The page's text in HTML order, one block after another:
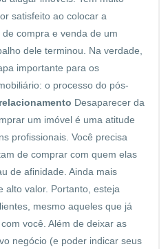
satisfeito ao colocar a
compra e venda de um
dele terminou. Na verdade,
importante para os
o processo do pós-
Desaparecer da
um imóvel é uma atitude
profissionais. Você precisa
de comprar com quem elas
de afinidade. Ainda mais
alto valor. Portanto, esteja
mesmo aqueles que já
você. Além de deixar as
negócio (e poder indicar seus